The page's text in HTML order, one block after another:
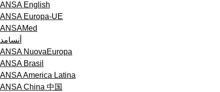
ANSA English
ANSA Europa-UE
ANSAMed
أنسامد
ANSA NuovaEuropa
ANSA Brasil
ANSA America Latina
ANSA China 中国